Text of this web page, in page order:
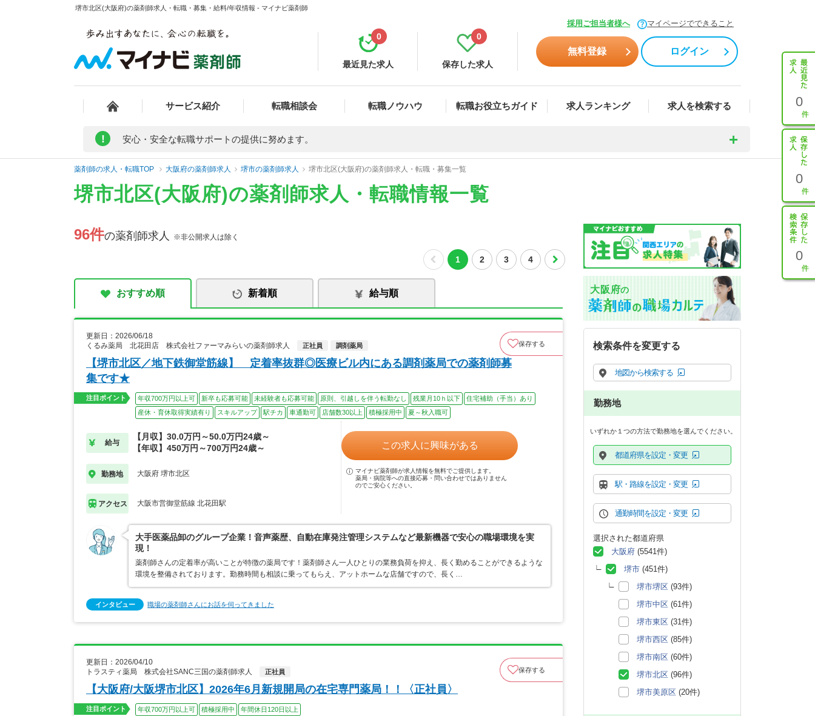
堺市北区(大阪府)の薬剤師求人・転職・募集・給料/年収情報 - マイナビ薬剤師
採用ご担当者様へ マイページでできること
最近見た求人
0
保存した求人
0
無料登録 ログイン
サービス紹介 転職相談会 転職ノウハウ 転職お役立ちガイド 求人ランキング 求人を検索する 0
0
0
! 安心・安全な転職サポートの提供に努めます。
薬剤師の求人・転職TOP 大阪府の薬剤師求人 堺市の薬剤師求人 堺市北区(大阪府)の薬剤師求人・転職・募集一覧
堺市北区(大阪府)の薬剤師求人・転職情報一覧
96件の薬剤師求人 ※非公開求人は除く
1 2 3 4
おすすめ順 新着順 給与順
更新日：2026/06/18
くるみ薬局 北花田店 株式会社ファーマみらいの薬剤師求人
正社員 調剤薬局 保存する
【堺市北区／地下鉄御堂筋線】 定着率抜群◎医療ビル内にある調剤薬局での薬剤師募
集です★
注目ポイント 年収700万円以上可 新卒も応募可能 未経験者も応募可能 原則、引越しを伴う転勤なし 残業月10ｈ以下
住宅補助（手当）あり
産休・育休取得実績有り
スキルアップ 駅チカ 車通勤可 店舗数30以上 積極採用中 夏～秋入職可
給与
【月収】30.0万円～50.0万円24歳～
【年収】450万円～700万円24歳～
勤務地 大阪府 堺市北区
アクセス 大阪市営御堂筋線 北花田駅
この求人に興味がある
マイナビ薬剤師が求人情報を無料でご提供します。
薬局・病院等への直接応募・問い合わせではありません
のでご安心ください。
大手医薬品卸のグループ企業！音声薬歴、自動在庫発注管理システムなど最新機器で安心の職場環境を実
現！
薬剤師さんの定着率が高いことが特徴の薬局です！薬剤師さん一人ひとりの業務負荷を抑え、長く勤めることができるような
環境を整備されております。勤務時間も相談に乗ってもらえ、アットホームな店舗ですので、長く…
インタビュー 職場の薬剤師さんにお話を伺ってきました
更新日：2026/04/10
トラスティ薬局 株式会社SANC三国の薬剤師求人
正社員 保存する
【大阪府/大阪堺市北区】2026年6月新規開局の在宅専門薬局！！〈正社員〉
注目ポイント 年収700万円以上可 積極採用中 年間休日120日以上
大阪府の
検索条件を変更する
地図から検索する
勤務地
いずれか１つの方法で勤務地を選んでください。
都道府県を設定・変更
駅・路線を設定・変更
通勤時間を設定・変更
選択された都道府県
大阪府 (5541件)
堺市 (451件)
堺市堺区 (93件)
堺市中区 (61件)
堺市東区 (31件)
堺市西区 (85件)
堺市南区 (60件)
堺市北区 (96件)
堺市美原区 (20件)